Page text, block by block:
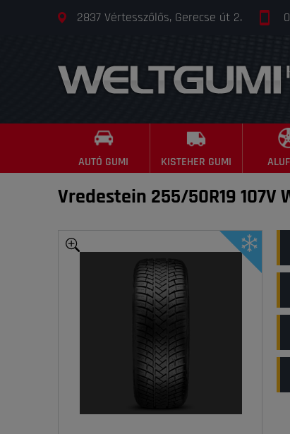
2837 Vértesszőlős, Gerecse út 2.
AUTÓ GUMI KISTEHER GUMI
Vredestein 255/50R19 107V